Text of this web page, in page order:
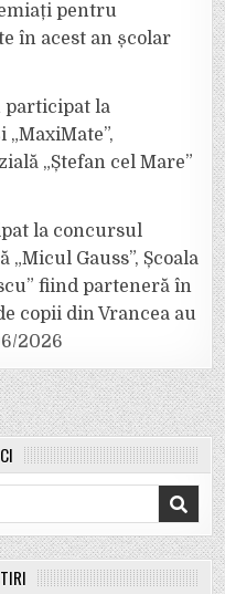
pentru
în acest an școlar
participat la
„Ștefan cel Mare”
la concursul
Gauss”, Școala
fiind parteneră în
copii din Vrancea au
2026